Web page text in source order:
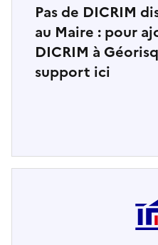
Pas de DICRIM
au Maire : pour
DICRIM à
support ici